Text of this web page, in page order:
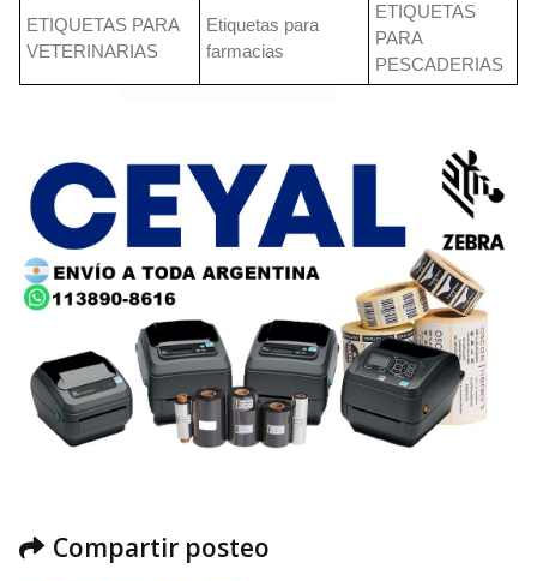
ETIQUETAS PARA
VETERINARIAS
Etiquetas para
farmacias
ETIQUETAS
PARA
PESCADERIAS
Compartir posteo